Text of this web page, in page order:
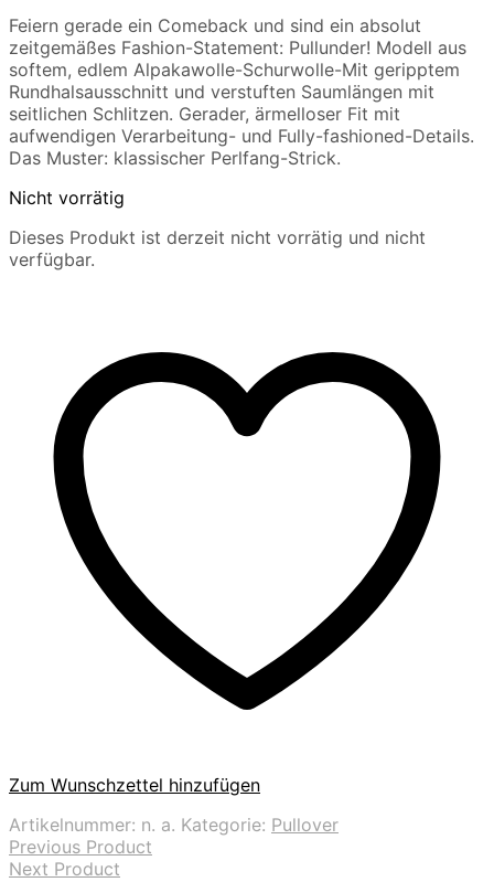
Feiern gerade ein Comeback und sind ein absolut
zeitgemäßes Fashion-Statement: Pullunder! Modell aus
softem, edlem Alpakawolle-Schurwolle-Mit geripptem
Rundhalsausschnitt und verstuften Saumlängen mit
seitlichen Schlitzen. Gerader, ärmelloser Fit mit
aufwendigen Verarbeitung- und Fully-fashioned-Details.
Das Muster: klassischer Perlfang-Strick.
Nicht vorrätig
Dieses Produkt ist derzeit nicht vorrätig und nicht
verfügbar.
Zum Wunschzettel hinzufügen
Artikelnummer: n. a. Kategorie: Pullover
Previous Product
Next Product